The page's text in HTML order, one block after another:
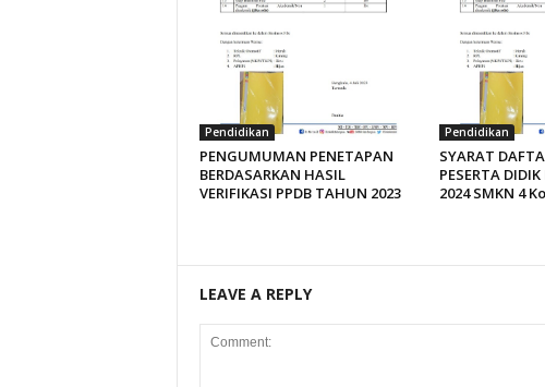
Pendidikan
PENGUMUMAN PENETAPAN
BERDASARKAN HASIL
VERIFIKASI PPDB TAHUN 2023
Pendidikan
SYARAT
PESERTA
2024 SMKN 4
LEAVE A REPLY